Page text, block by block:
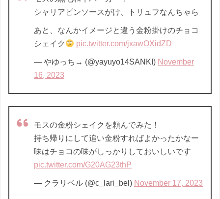
シャリアピンソースがけ、トリュフなんちゃら
あと、なんかイメージと違う金粉掛けのチョコ
シェイク
pic.twitter.com/jxawOXidZD
— やゆっち→ (@yayuyo14SANKI) November
16, 2023
モスの金粉シェイクを頼んでみた！
持ち帰りにして追い金粉すればよかったかなー
味はチョコの味がしっかりしておいしいです
pic.twitter.com/G20AG23thP
— クラリベル (@c_lari_bel) November 17, 2023